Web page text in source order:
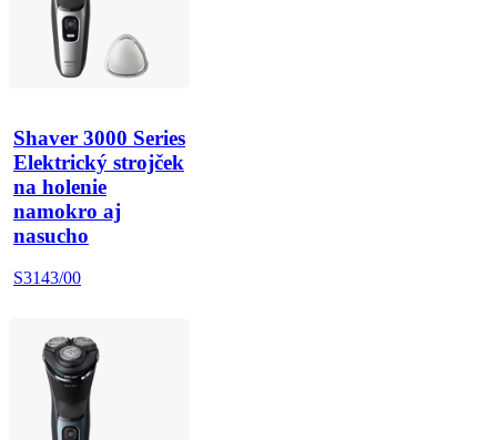
Shaver 3000 Series
Elektrický strojček
na holenie
namokro aj
nasucho
S3143/00